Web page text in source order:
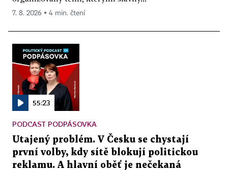
7. 8. 2026 ▪ 4 min. čtení
55:23
PODCAST PODPÁSOVKA
Utajený problém. V Česku se chystají
první volby, kdy sítě blokují politickou
reklamu. A hlavní oběť je nečekaná